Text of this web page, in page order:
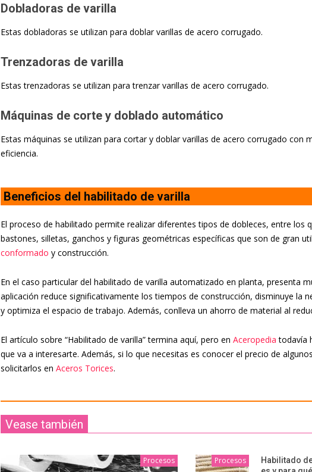
Dobladoras de varilla
Estas dobladoras se utilizan para doblar varillas de acero corrugado.
Trenzadoras de varilla
Estas trenzadoras se utilizan para trenzar varillas de acero corrugado.
Máquinas de corte y doblado automático
Estas máquinas se utilizan para cortar y doblar varillas de acero corrugado con
eficiencia.
Beneficios del habilitado de varilla
El proceso de habilitado permite realizar diferentes tipos de dobleces, entre los
bastones, silletas, ganchos y figuras geométricas específicas que son de gran
conformado y construcción.
En el caso particular del habilitado de varilla automatizado en planta, presenta
aplicación reduce significativamente los tiempos de construcción, disminuye la
y optimiza el espacio de trabajo. Además, conlleva un ahorro de material al
El artículo sobre “Habilitado de varilla” termina aquí, pero en Aceropedia todavía
que va a interesarte. Además, si lo que necesitas es conocer el precio de
solicitarlos en Aceros Torices.
Vease también
Procesos Procesos
Habilitado